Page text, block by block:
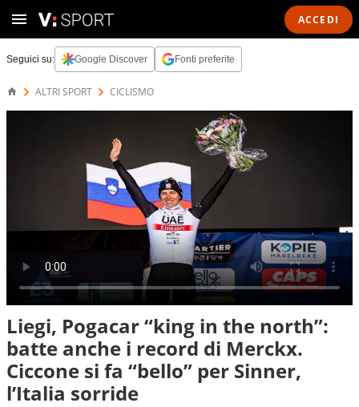
ACCEDI
Seguici su: Google Discover Fonti preferite
ALTRI SPORT CICLISMO
Liegi, Pogacar “king in the north”:
batte anche i record di Merckx.
Ciccone si fa “bello” per Sinner,
l’Italia sorride